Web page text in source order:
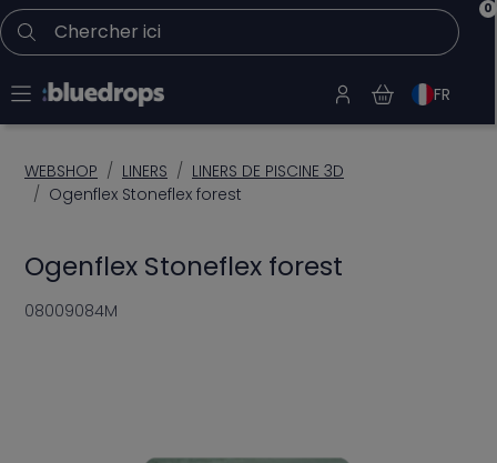
Chercher ici 0
FR
WEBSHOP LINERS
LINERS DE PISCINE 3D
Ogenflex Stoneflex forest
Ogenflex Stoneflex forest
08009084M